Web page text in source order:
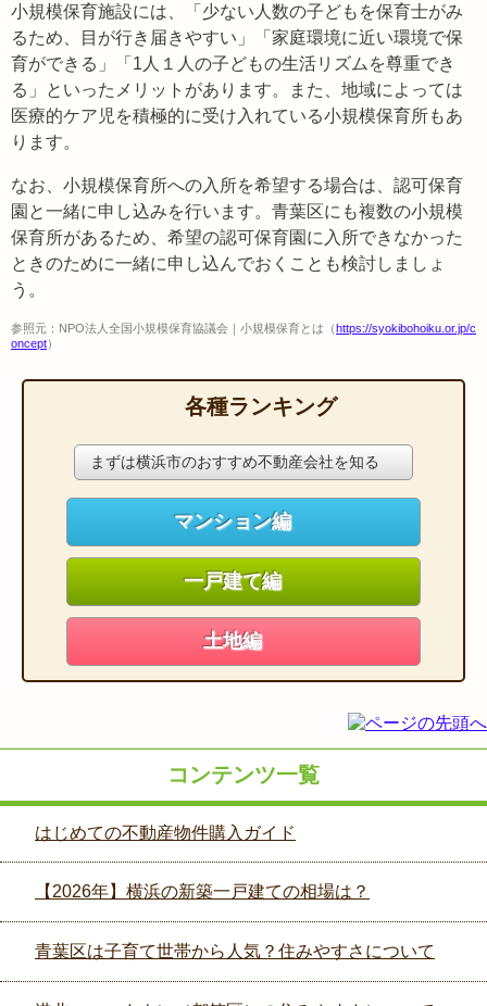
小規模保育施設には、「少ない人数の子どもを保育士がみ
るため、目が行き届きやすい」「家庭環境に近い環境で保
育ができる」「1人１人の子どもの生活リズムを尊重でき
る」といったメリットがあります。また、地域によっては
医療的ケア児を積極的に受け入れている小規模保育所もあ
ります。
なお、小規模保育所への入所を希望する場合は、認可保育
園と一緒に申し込みを行います。青葉区にも複数の小規模
保育所があるため、希望の認可保育園に入所できなかった
ときのために一緒に申し込んでおくことも検討しましょ
う。
参照元：NPO法人全国小規模保育協議会｜小規模保育とは（https://syokibohoiku.or.jp/c
oncept）
各種ランキング
まずは横浜市のおすすめ不動産会社を知る
マンション編
一戸建て編
土地編
コンテンツ一覧
はじめての不動産物件購入ガイド
【2026年】横浜の新築一戸建ての相場は？
青葉区は子育て世帯から人気？住みやすさについて